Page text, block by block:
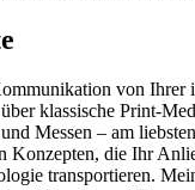
von Ihrer
klassische Print-
Messen – am
Konzepten, die Ihr
transportieren.